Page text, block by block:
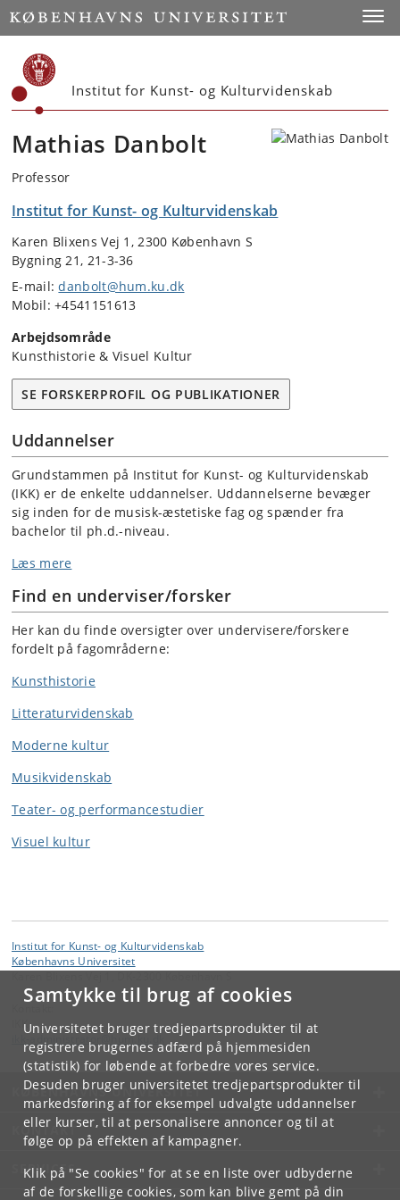
Samtykke til brug af cookies
Universitetet bruger tredjepartsprodukter til at
registrere brugernes adfærd på hjemmesiden
(statistik) for løbende at forbedre vores service.
Desuden bruger universitetet tredjepartsprodukter til
markedsføring af for eksempel udvalgte uddannelser
eller kurser, til at personalisere annoncer og til at
følge op på effekten af kampagner.
Klik på "Se cookies" for at se en liste over udbyderne
af de forskellige cookies, som kan blive gemt på din
Start
Institut for Kunst- og Kulturvidenskab
Mathias Danbolt
Professor
Institut for Kunst- og Kulturvidenskab
Karen Blixens Vej 1, 2300 København S
Bygning 21, 21-3-36
E-mail:danbolt@hum.ku.dk
Mobil: +4541151613
Arbejdsområde
Kunsthistorie & Visuel Kultur
SE FORSKERPROFIL OG PUBLIKATIONER
Uddannelser
Grundstammen på Institut for Kunst- og Kulturvidenskab
(IKK) er de enkelte uddannelser. Uddannelserne bevæger
sig inden for de musisk-æstetiske fag og spænder fra
bachelor til ph.d.-niveau.
Læs mere
Find en underviser/forsker
Her kan du finde oversigter over undervisere/forskere
fordelt på fagområderne:
Kunsthistorie
Litteraturvidenskab
Moderne kultur
Musikvidenskab
Teater- og performancestudier
Visuel kultur
Institut for Kunst- og Kulturvidenskab
Københavns Universitet
IKK
hum.
KØBENHAVNS UNIVERSITET
KONTAKT
SERVICES